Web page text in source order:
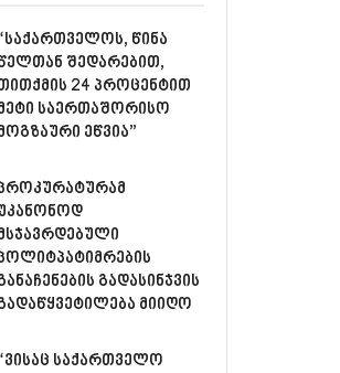
წინა
შედარებით,
24 პროცენტით
საერთაშორისო
ეწვია”
გადასინჯვის
მიიღო
საქართველო